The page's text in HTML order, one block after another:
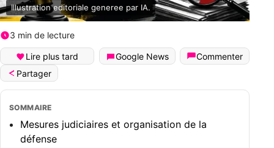
Illustration editoriale generee par IA.
3 min de lecture
Lire plus tard Google News
Commenter
Partager
SOMMAIRE
Mesures judiciaires et organisation de la
défense